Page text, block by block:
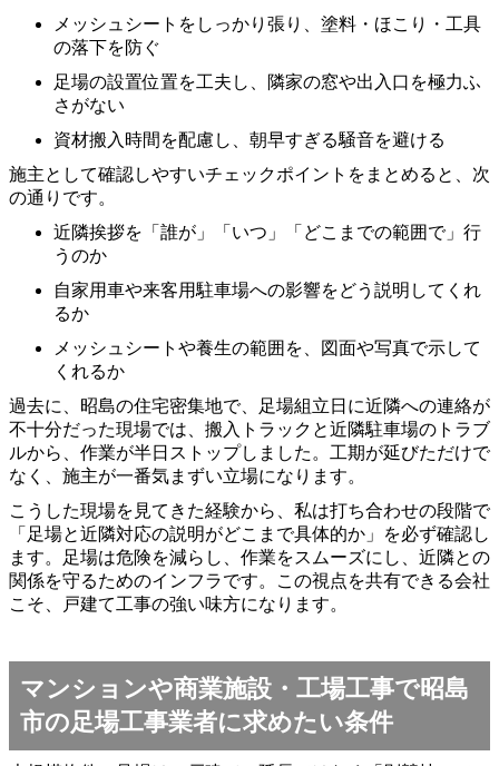
メッシュシートをしっかり張り、塗料・ほこり・工具
の落下を防ぐ
足場の設置位置を工夫し、隣家の窓や出入口を極力ふ
さがない
資材搬入時間を配慮し、朝早すぎる騒音を避ける
施主として確認しやすいチェックポイントをまとめると、次
の通りです。
近隣挨拶を「誰が」「いつ」「どこまでの範囲で」行
うのか
自家用車や来客用駐車場への影響をどう説明してくれ
るか
メッシュシートや養生の範囲を、図面や写真で示して
くれるか
過去に、昭島の住宅密集地で、足場組立日に近隣への連絡が
不十分だった現場では、搬入トラックと近隣駐車場のトラブ
ルから、作業が半日ストップしました。工期が延びただけで
なく、施主が一番気まずい立場になります。
こうした現場を見てきた経験から、私は打ち合わせの段階で
「足場と近隣対応の説明がどこまで具体的か」を必ず確認し
ます。足場は危険を減らし、作業をスムーズにし、近隣との
関係を守るためのインフラです。この視点を共有できる会社
こそ、戸建て工事の強い味方になります。
マンションや商業施設・工場工事で昭島
市の足場工事業者に求めたい条件